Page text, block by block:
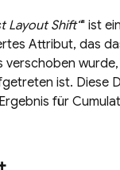
Layout Shift“" ist ein
Attribut, das
verschoben
ist. Diese
für